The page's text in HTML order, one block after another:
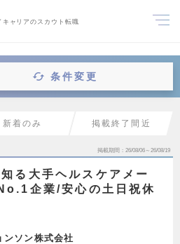
キャリアのスカウト転職
条件変更
新着のみ 掲載終了間近
掲載期間 26/08/06～26/08/19
る大手ヘルスケアメー
企業/安心の土日祝休
ンソン株式会社